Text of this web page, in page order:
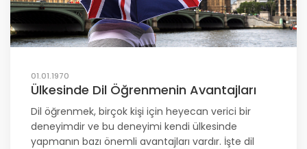
01.01.1970
Ülkesinde Dil Öğrenmenin Avantajları
Dil öğrenmek, birçok kişi için heyecan verici bir
deneyimdir ve bu deneyimi kendi ülkesinde
yapmanın bazı önemli avantajları vardır. İşte dil